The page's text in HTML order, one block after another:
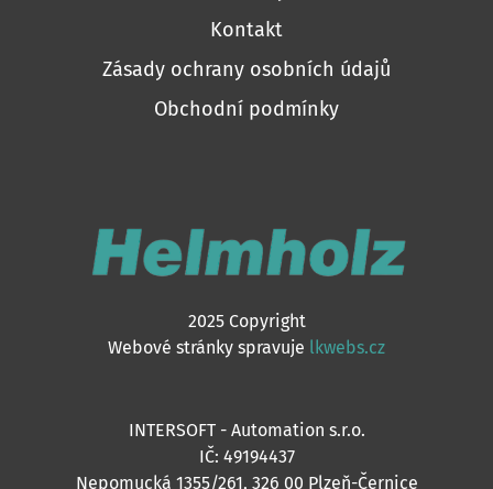
Kontakt
Zásady ochrany osobních údajů
Obchodní podmínky
2025 Copyright
Webové stránky spravuje lkwebs.cz
INTERSOFT - Automation s.r.o.
IČ: 49194437
Nepomucká 1355/261, 326 00 Plzeň-Černice